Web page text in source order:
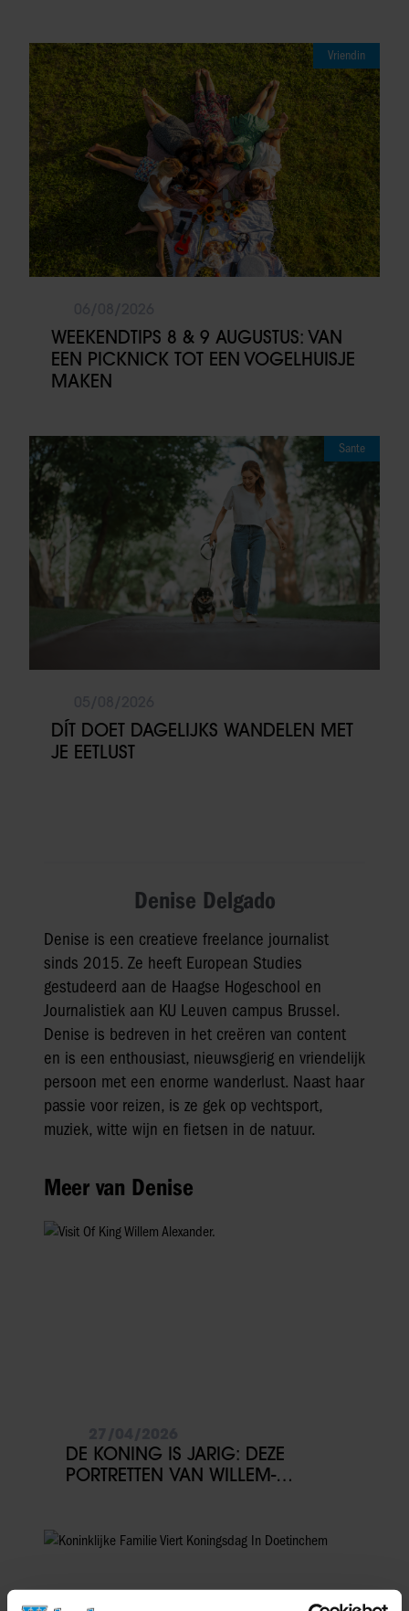
Vriendin
WEEKENDTIPS 8 & 9 AUGUSTUS: VAN
EEN PICKNICK TOT EEN VOGELHUISJE
MAKEN
Sante
DÍT DOET DAGELIJKS WANDELEN MET
JE EETLUST
Denise Delgado
Denise is een creatieve freelance journalist
sinds 2015. Ze heeft European Studies
gestudeerd aan de Haagse Hogeschool en
Journalistiek aan KU Leuven campus Brussel.
Denise is bedreven in het creëren van content
en is een enthousiast, nieuwsgierig en vriendelijk
persoon met een enorme wanderlust. Naast haar
passie voor reizen, is ze gek op vechtsport,
muziek, witte wijn en fietsen in de natuur.
Meer van Denise
DE KONING IS JARIG: DEZE
PORTRETTEN VAN WILLEM-